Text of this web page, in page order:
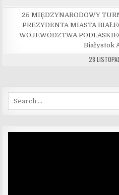
25 MIĘDZYNARODOWY
PREZYDENTA MIASTA
WOJEWÓDZTWA
Białystok
28